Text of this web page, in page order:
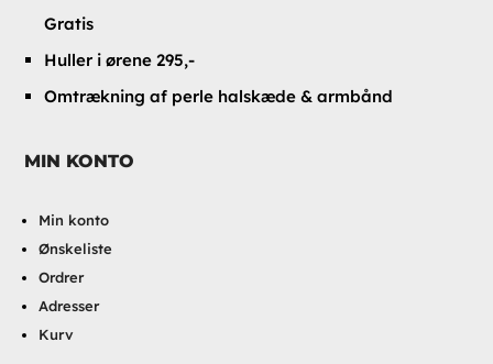
Gratis
Huller i ørene 295,-
Omtrækning af perle halskæde & armbånd
MIN KONTO
Min konto
Ønskeliste
Ordrer
Adresser
Kurv